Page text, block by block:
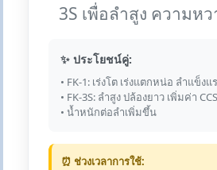
3S เพื่อลำสูง ความหว
✨ ประโยชน์คู่:
• FK-1: เร่งโต เร่งแตกหน่อ ลำแข็งแ
• FK-3S: ลำสูง ปล้องยาว เพิ่มค่า CCS
• น้ำหนักต่อลำเพิ่มขึ้น
⏰ ช่วงเวลาการใช้: